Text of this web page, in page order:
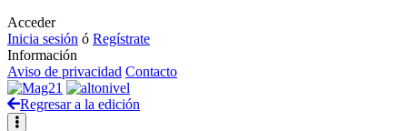
Acceder
Inicia sesión ó Regístrate
Información
Aviso de privacidad Contacto
Regresar a la edición